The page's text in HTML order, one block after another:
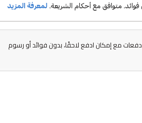
وقسّمها على 5 دفعات مع إمكان ادفع لاحقًا، بدون فوائد أو رسوم